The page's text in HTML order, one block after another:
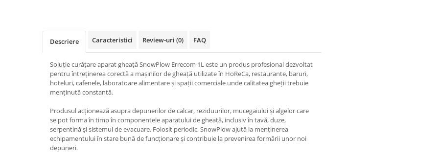
Descriere Caracteristici Review-uri (0) FAQ
Soluție curățare aparat gheață SnowPlow Errecom 1L este un produs profesional dezvoltat
pentru întreținerea corectă a mașinilor de gheață utilizate în HoReCa, restaurante, baruri,
hoteluri, cafenele, laboratoare alimentare și spații comerciale unde calitatea gheții trebuie
menținută constantă.
Produsul acționează asupra depunerilor de calcar, reziduurilor, mucegaiului și algelor care
se pot forma în timp în componentele aparatului de gheață, inclusiv în tavă, duze,
serpentină și sistemul de evacuare. Folosit periodic, SnowPlow ajută la menținerea
echipamentului în stare bună de funcționare și contribuie la prevenirea formării unor noi
depuneri.